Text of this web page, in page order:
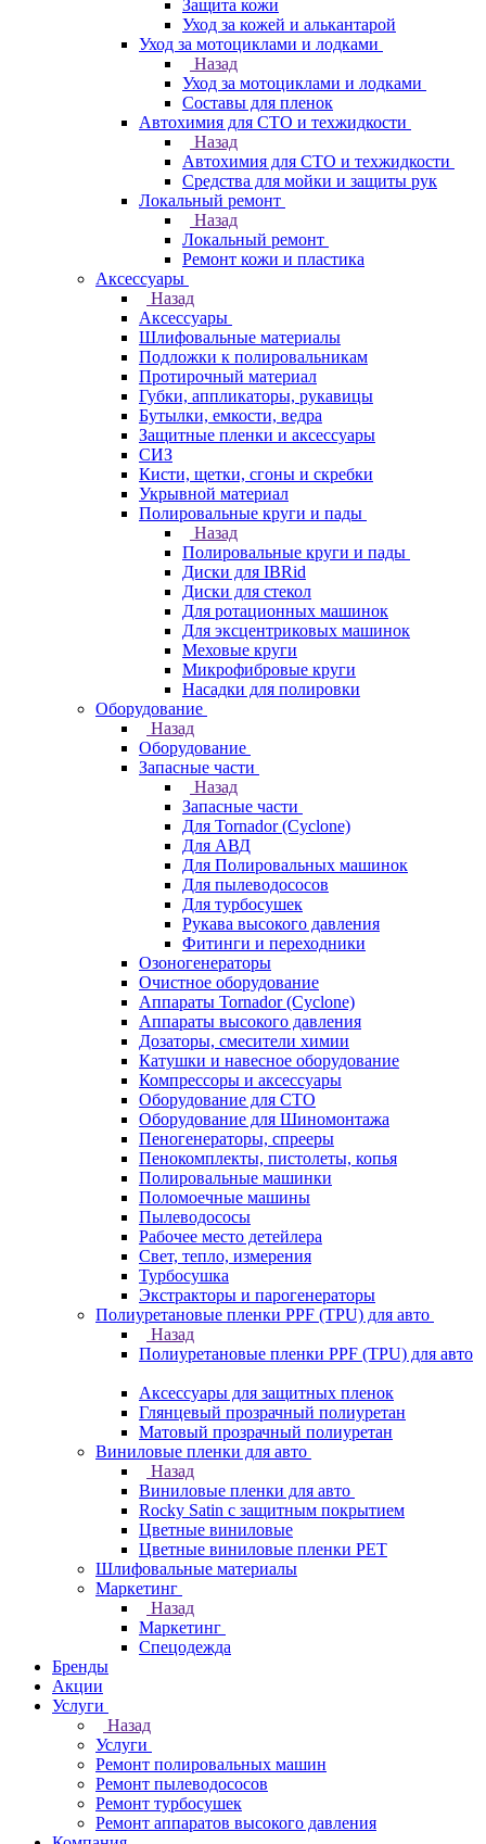
Защита кожи
Уход за кожей и алькантарой
Уход за мотоциклами и лодками
Назад
Уход за мотоциклами и лодками
Составы для пленок
Автохимия для СТО и техжидкости
Назад
Автохимия для СТО и техжидкости
Средства для мойки и защиты рук
Локальный ремонт
Назад
Локальный ремонт
Ремонт кожи и пластика
Аксессуары
Назад
Аксессуары
Шлифовальные материалы
Подложки к полировальникам
Протирочный материал
Губки, аппликаторы, рукавицы
Бутылки, емкости, ведра
Защитные пленки и аксессуары
СИЗ
Кисти, щетки, сгоны и скребки
Укрывной материал
Полировальные круги и пады
Назад
Полировальные круги и пады
Диски для IBRid
Диски для стекол
Для ротационных машинок
Для эксцентриковых машинок
Меховые круги
Микрофибровые круги
Насадки для полировки
Оборудование
Назад
Оборудование
Запасные части
Назад
Запасные части
Для Tornador (Cyclone)
Для АВД
Для Полировальных машинок
Для пылеводососов
Для турбосушек
Рукава высокого давления
Фитинги и переходники
Озоногенераторы
Очистное оборудование
Аппараты Tornador (Cyclone)
Аппараты высокого давления
Дозаторы, смесители химии
Катушки и навесное оборудование
Компрессоры и аксессуары
Оборудование для СТО
Оборудование для Шиномонтажа
Пеногенераторы, спрееры
Пенокомплекты, пистолеты, копья
Полировальные машинки
Поломоечные машины
Пылеводососы
Рабочее место детейлера
Свет, тепло, измерения
Турбосушка
Экстракторы и парогенераторы
Полиуретановые пленки PPF (TPU) для авто
Назад
Полиуретановые пленки PPF (TPU) для авто
Аксессуары для защитных пленок
Глянцевый прозрачный полиуретан
Матовый прозрачный полиуретан
Виниловые пленки для авто
Назад
Виниловые пленки для авто
Rocky Satin с защитным покрытием
Цветные виниловые
Цветные виниловые пленки PET
Шлифовальные материалы
Маркетинг
Назад
Маркетинг
Спецодежда
Бренды
Акции
Услуги
Назад
Услуги
Ремонт полировальных машин
Ремонт пылеводососов
Ремонт турбосушек
Ремонт аппаратов высокого давления